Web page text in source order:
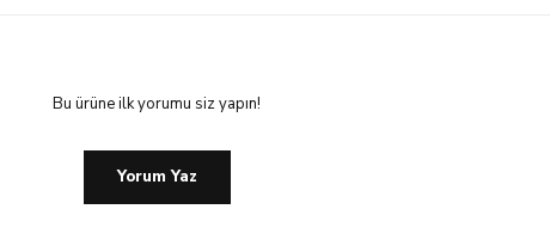
Bu ürüne ilk yorumu siz yapın!
Yorum Yaz